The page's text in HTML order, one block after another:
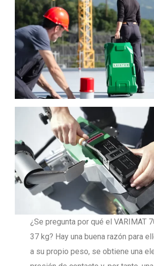
¿Se pregunta por qué el VARIMAT
37 kg? Hay una buena razón para
a su propio peso, se obtiene una